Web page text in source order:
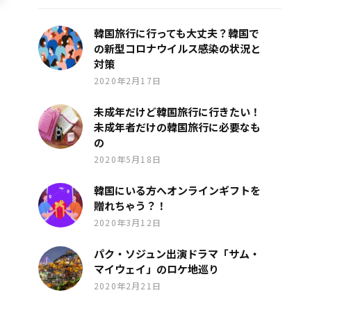
韓国旅行に行っても大丈夫？韓国で
の新型コロナウイルス感染の状況と
対策
2020年2月17日
未成年だけど韓国旅行に行きたい！
未成年者だけの韓国旅行に必要なも
の
2020年5月18日
韓国にいる方へオンラインギフトを
贈れちゃう？！
2020年3月12日
パク・ソジュン出演ドラマ「サム・
マイウェイ」のロケ地巡り
2020年2月21日